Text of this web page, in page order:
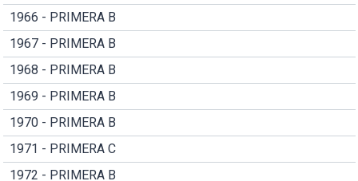
1966 - PRIMERA B
1967 - PRIMERA B
1968 - PRIMERA B
1969 - PRIMERA B
1970 - PRIMERA B
1971 - PRIMERA C
1972 - PRIMERA B